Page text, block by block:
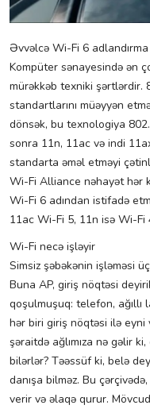
Əvvəlcə Wi-Fi 6
Kompüter sənayesində ən
mürəkkəb texniki şərtlərdir.
standartlarını müəyyən
dönsək, bu texnologiya
sonra 11n, 11ac və indi
standarta əməl etməyi
Wi-Fi Alliance nəhayət hər
Wi-Fi 6 adından istifadə
11ac Wi-Fi 5, 11n isə Wi-Fi
Wi-Fi necə işləyir
Simsiz şəbəkənin işləməsi
Buna AP, giriş nöqtəsi
qoşulmuşuq: telefon, ağıllı
hər biri giriş nöqtəsi ilə eyni
şəraitdə ağlımıza nə gəlir
bilərlər? Təəssüf ki, belə
danışa bilməz. Bu
verir və əlaqə qurur.